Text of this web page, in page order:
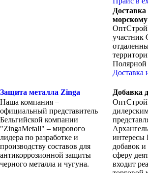
участник
Полярной
Доставка
Защита металла Zinga
Наша компания –
официальный представитель
Бельгийской компании
"ZingaMetall" – мирового
лидера по разработке и
производству составов для
антикоррозионной защиты
черного металла и чугуна.
Добавка
интересы
добавок
сферу
входит